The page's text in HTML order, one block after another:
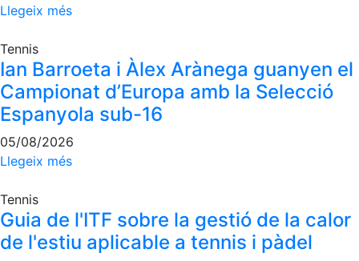
Llegeix més
Tennis
Ian Barroeta i Àlex Arànega guanyen el
Campionat d’Europa amb la Selecció
Espanyola sub-16
05/08/2026
Llegeix més
Tennis
Guia de l'ITF sobre la gestió de la calor
de l'estiu aplicable a tennis i pàdel